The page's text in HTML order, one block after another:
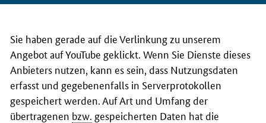
Sie haben gerade auf die Verlinkung zu unserem
Angebot auf YouTube geklickt. Wenn Sie Dienste dieses
Anbieters nutzen, kann es sein, dass Nutzungsdaten
erfasst und gegebenenfalls in Serverprotokollen
gespeichert werden. Auf Art und Umfang der
übertragenen bzw. gespeicherten Daten hat die